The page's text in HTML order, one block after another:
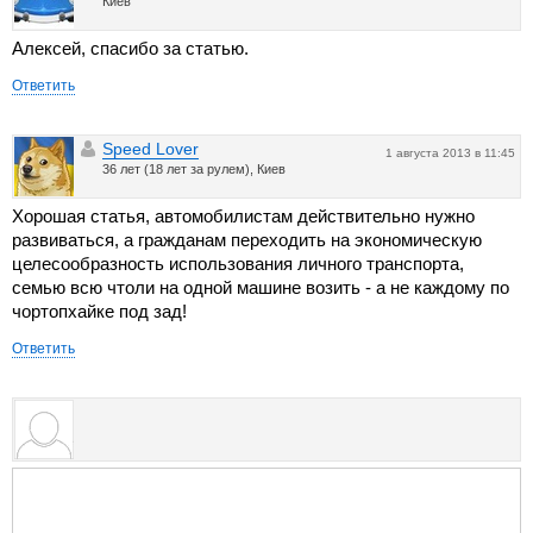
Алексей, спасибо за статью.
Ответить
1 августа 2013 в 11:45
Speed Lover
36 лет (18 лет за рулем), Киев
Хорошая статья, автомобилистам действительно нужно
развиваться, а гражданам переходить на экономическую
целесообразность использования личного транспорта,
семью всю чтоли на одной машине возить - а не каждому по
чортопхайке под зад!
Ответить